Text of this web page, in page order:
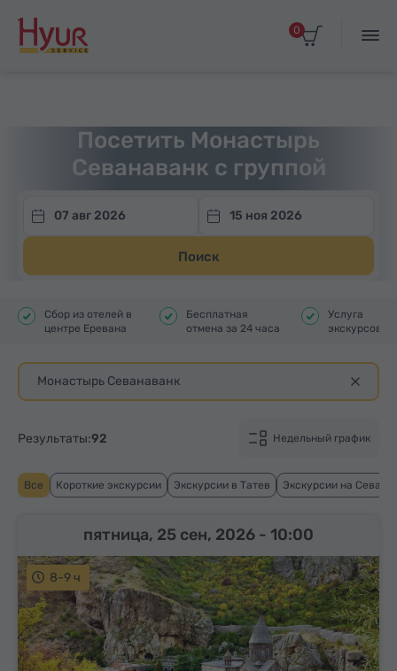
0
Посетить Монастырь
Севанаванк с группой
07 авг 2026 15 ноя 2026
Поиск
Сбор из отелей в
центре Еревана
Бесплатная
отмена за 24 часа
Услуга
Монастырь Севанаванк
Недельный график
Результаты:92
Все Короткие экскурсии Экскурсии в Татев Экскурсии на Севан
8-9 ч
пятница, 25 сен, 2026 - 10:00